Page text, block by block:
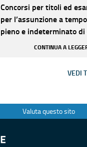
Concorsi per titoli ed
per l’assunzione a tempo
pieno e indeterminato di
209 unità di categoria D
CONTINUA A
VEDI
Valuta questo sito